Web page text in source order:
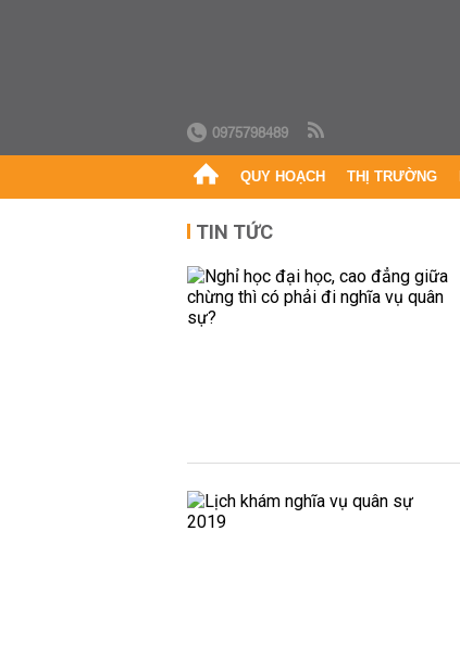
0975798489
QUY HOẠCH THỊ TRƯỜNG
TIN TỨC